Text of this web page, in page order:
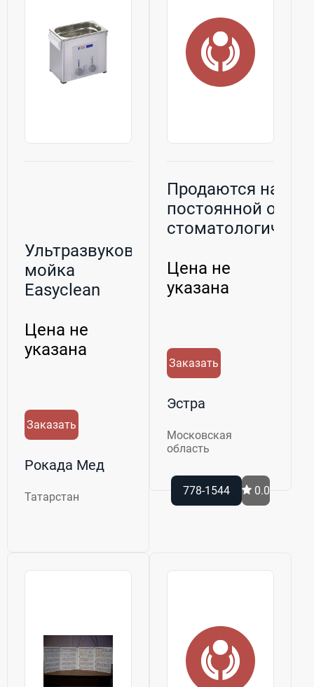
Ультразвуковая
мойка
Easyclean
Цена не
указана
Заказать
Рокада Мед
Татарстан
Продаются на
постоянной
Цена не
указана
Заказать
Эстра
Московская
область
778-1544 0.0